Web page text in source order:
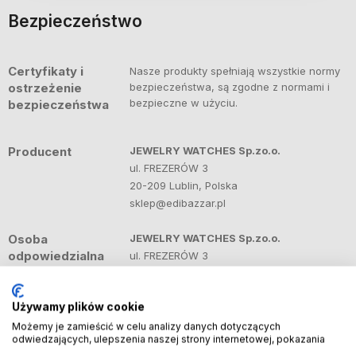
Bezpieczeństwo
Certyfikaty i
ostrzeżenie
bezpieczeństwa
Nasze produkty spełniają wszystkie normy
bezpieczeństwa, są zgodne z normami i
bezpieczne w użyciu.
Producent
JEWELRY WATCHES Sp.zo.o.
ul. FREZERÓW 3
20-209 Lublin, Polska
sklep@edibazzar.pl
Osoba
odpowiedzialna
JEWELRY WATCHES Sp.zo.o.
ul. FREZERÓW 3
Importer
JEWELRY WATCHES Sp.zo.o.
Używamy plików cookie
Możemy je zamieścić w celu analizy danych dotyczących
odwiedzających, ulepszenia naszej strony internetowej, pokazania